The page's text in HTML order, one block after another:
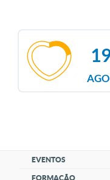
EVENTOS
FORMAÇÃO